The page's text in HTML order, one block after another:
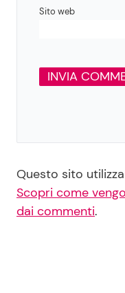
Sito web
Questo sito
Scopri come
dai commenti.